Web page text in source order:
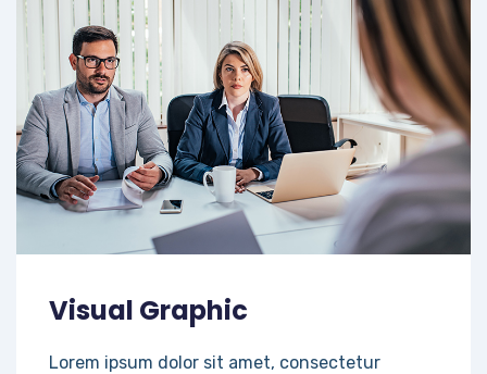
Visual Graphic
Lorem ipsum dolor sit amet, consectetur